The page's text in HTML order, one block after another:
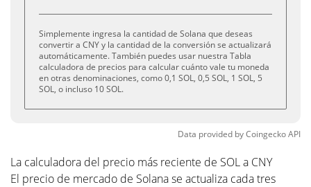
Simplemente ingresa la cantidad de Solana que deseas
convertir a CNY y la cantidad de la conversión se actualizará
automáticamente. También puedes usar nuestra Tabla
calculadora de precios para calcular cuánto vale tu moneda
en otras denominaciones, como 0,1 SOL, 0,5 SOL, 1 SOL, 5
SOL, o incluso 10 SOL.
Data provided byCoingeckoAPI
La calculadora del precio más reciente de SOL a CNY
El precio de mercado de Solana se actualiza cada tres